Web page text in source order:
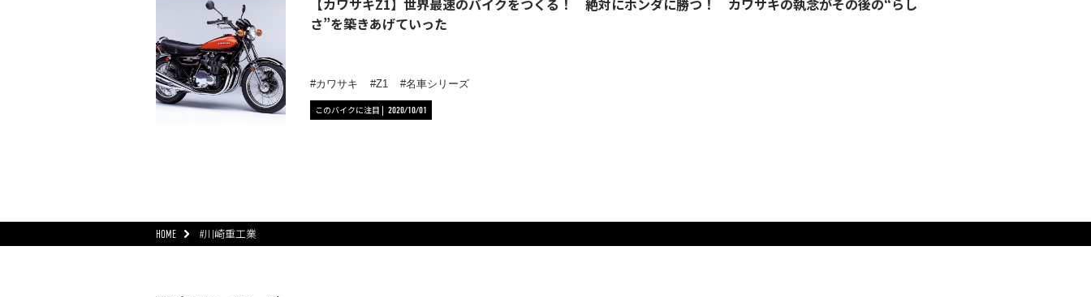
【カワサキZ1】世界最速のバイクをつくる！ 絶対にホンダに勝つ！ カワサキの執念がその後の“らし
さ”を築きあげていった
カワサキ Z1 名車シリーズ
このバイクに注目 2020/10/01
HOME #川崎重工業